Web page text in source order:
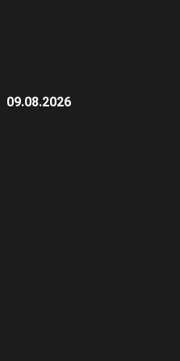
09.08.2026